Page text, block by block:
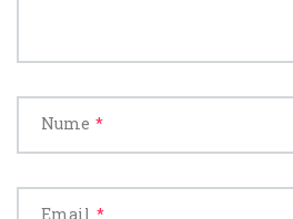
Nume *
Email *